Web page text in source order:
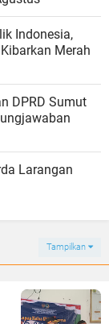
Indonesia,
Merah
DPRD Sumut
Larangan
Tampilkan